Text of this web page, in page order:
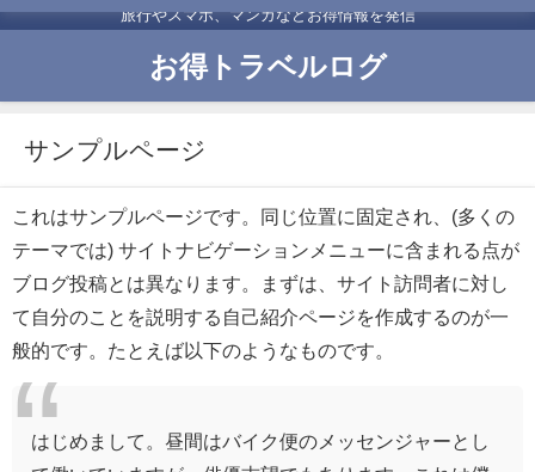
旅行やスマホ、マンガなどお得情報を発信
お得トラベルログ
サンプルページ
これはサンプルページです。同じ位置に固定され、(多くの
テーマでは) サイトナビゲーションメニューに含まれる点が
ブログ投稿とは異なります。まずは、サイト訪問者に対し
て自分のことを説明する自己紹介ページを作成するのが一
般的です。たとえば以下のようなものです。
はじめまして。昼間はバイク便のメッセンジャーとし